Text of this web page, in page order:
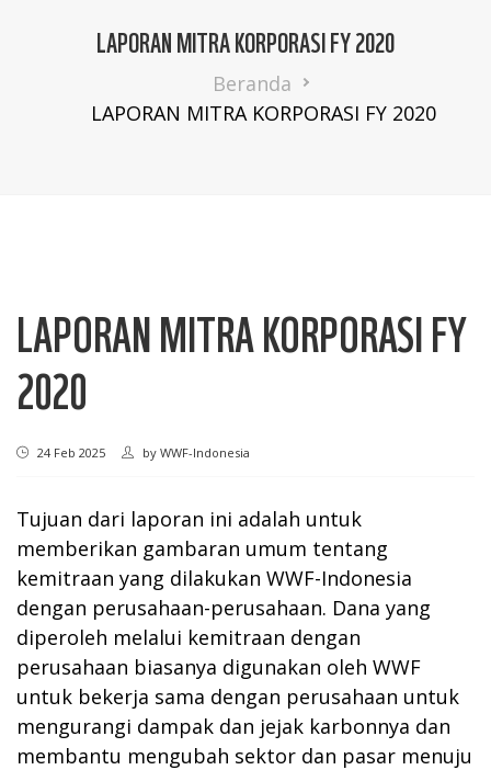
LAPORAN MITRA KORPORASI FY 2020
Beranda
LAPORAN MITRA KORPORASI FY 2020
LAPORAN MITRA KORPORASI FY
2020
24 Feb 2025 by WWF-Indonesia
Tujuan dari laporan ini adalah untuk
memberikan gambaran umum tentang
kemitraan yang dilakukan WWF-Indonesia
dengan perusahaan-perusahaan. Dana yang
diperoleh melalui kemitraan dengan
perusahaan biasanya digunakan oleh WWF
untuk bekerja sama dengan perusahaan untuk
mengurangi dampak dan jejak karbonnya dan
membantu mengubah sektor dan pasar menuju